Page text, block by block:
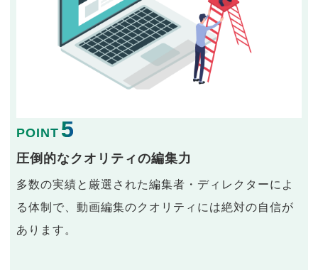
POINT 5
圧倒的なクオリティの編集力
多数の実績と厳選された編集者・ディレクターによ
る体制で、動画編集のクオリティには絶対の自信が
あります。